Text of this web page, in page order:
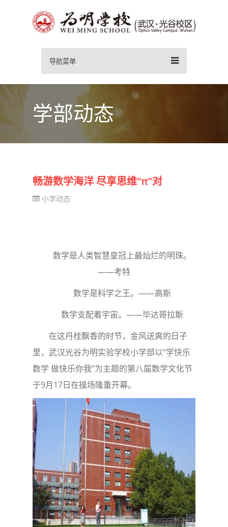
导航菜单
学部动态
畅游数学海洋 尽享思维“π”对
小学动态
数学是人类智慧皇冠上最灿烂的明珠。
——考特
数学是科学之王。——高斯
数学支配着宇宙。——毕达哥拉斯
在这丹桂飘香的时节，金风送爽的日子
里，武汉光谷为明实验学校小学部以“学快乐
数学 做快乐你我”为主题的第八届数学文化节
于9月17日在操场隆重开幕。